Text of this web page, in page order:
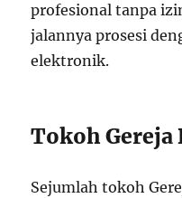
profesional tanpa
jalannya prosesi
elektronik.
Tokoh
Sejumlah tokoh